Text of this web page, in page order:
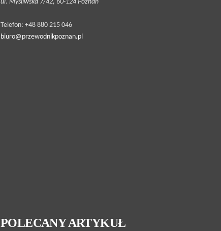
ul. Myśliwska 7/42, 60-124 Poznań
Telefon: +48 880 215 046
biuro@przewodnikpoznan.pl
POLECANY ARTYKUŁ